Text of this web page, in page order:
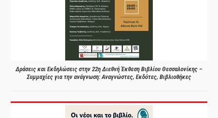
Δράσεις και Εκδηλώσεις στην 22η Διεθνή Έκθεση Βιβλίου Θεσσαλονίκης –
Συμμαχίες για την ανάγνωση: Αναγνώστες, Εκδότες, Βιβλιοθήκες